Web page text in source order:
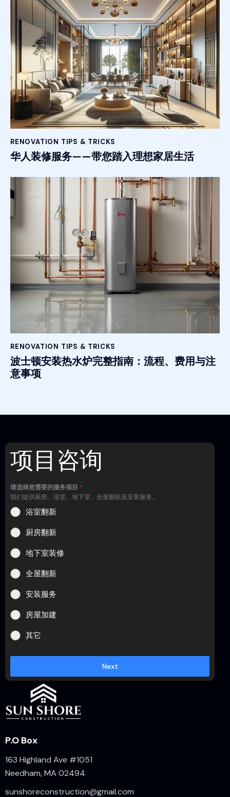
RENOVATION TIPS & TRICKS
华人装修服务——带您踏入理想家居生活
RENOVATION TIPS & TRICKS
波士顿安装热水炉完整指南：流程、费用与注
意事项
项目咨询
请选择您需要的服务项目 *
我们提供厨房、浴室、地下室、全屋翻新及安装服务。
浴室翻新
厨房翻新
地下室装修
全屋翻新
安装服务
房屋加建
其它
Next
P.O Box
163 Highland Ave #1051
Needham, MA 02494
sunshoreconstruction@gmail.com